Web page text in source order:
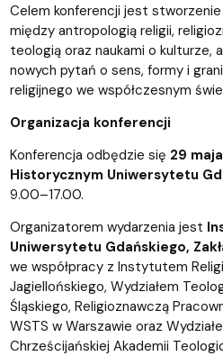
Celem konferencji jest
między antropologią religii,
teologią oraz naukami o kulturze,
nowych pytań o sens, formy i
religijnego we współczesnym
Organizacja konferencji
Konferencja odbędzie się 29
Historycznym Uniwersytetu
9.00–17.00.
Organizatorem wydarzenia jest
Uniwersytetu Gdańskiego,
we współpracy z Instytutem
Jagiellońskiego, Wydziałem
Śląskiego, Religioznawczą
WSTS w Warszawie oraz
Chrześcijańskiej Akademii